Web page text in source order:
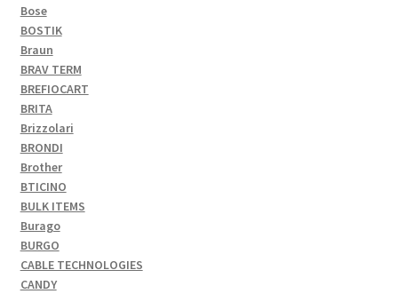
Bose
BOSTIK
Braun
BRAV TERM
BREFIOCART
BRITA
Brizzolari
BRONDI
Brother
BTICINO
BULK ITEMS
Burago
BURGO
CABLE TECHNOLOGIES
CANDY